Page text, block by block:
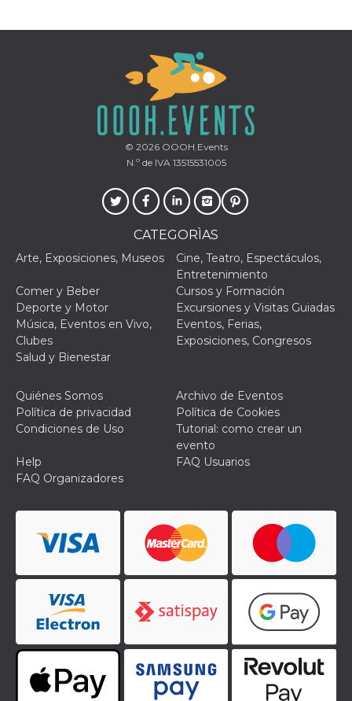
© 2026OOOH.Events
N.º de IVA 13515531005
CATEGORÌAS
Arte, Exposiciones, Museos
Cine, Teatro, Espectáculos,
Entretenimiento
Comer y Beber
Cursos y Formación
Deporte y Motor
Excursiones y Visitas Guiadas
Música, Eventos en Vivo,
Clubes
Eventos, Ferias,
Exposiciones, Congresos
Salud y Bienestar
Quiénes Somos
Archivo de Eventos
Política de privacidad
Política de Cookies
Condiciones de Uso
Tutorial: como crear un
evento
Help
FAQ Usuarios
FAQ Organizadores